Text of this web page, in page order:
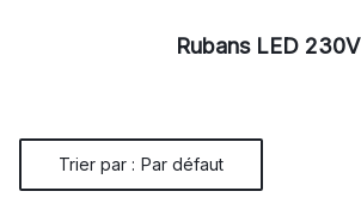
projetsRubans LED 230V
Trier par : Par défaut